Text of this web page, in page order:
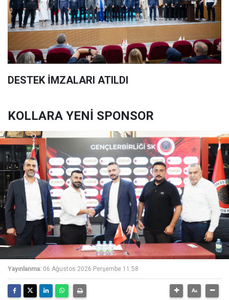
DESTEK İMZALARI ATILDI
KOLLARA YENİ SPONSOR
Yayınlanma: 06 Ağustos 2026 Perşembe 11:58